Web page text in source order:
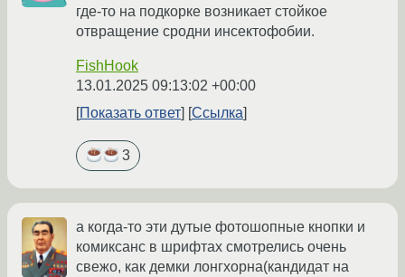
где-то на подкорке возникает стойкое
отвращение сродни инсектофобии.
FishHook
13.01.2025 09:13:02 +00:00
Показать ответ
Ссылка
3
а когда-то эти дутые фотошопные кнопки и
комиксанс в шрифтах смотрелись очень
свежо, как демки лонгхорна(кандидат на